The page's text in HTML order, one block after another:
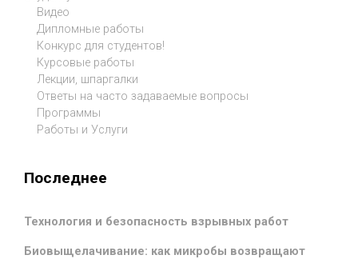
Видео
Дипломные работы
Конкурс для студентов!
Курсовые работы
Лекции, шпаргалки
Ответы на часто задаваемые вопросы
Программы
Работы и Услуги
Последнее
Технология и безопасность взрывных работ
Биовыщелачивание: как микробы возвращают